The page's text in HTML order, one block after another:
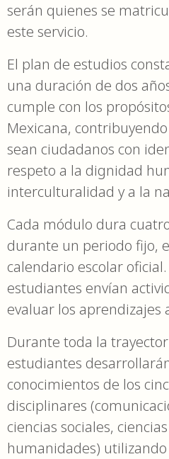
serán quienes se
este servicio.
El plan de estudios
una duración de dos
cumple con los
Mexicana,
sean ciudadanos con
respeto a la dignidad
interculturalidad y a la
Cada módulo dura
durante un periodo fijo,
calendario escolar
estudiantes envían
evaluar los aprendizajes
Durante toda la
estudiantes
conocimientos de los
disciplinares
ciencias sociales,
humanidades)